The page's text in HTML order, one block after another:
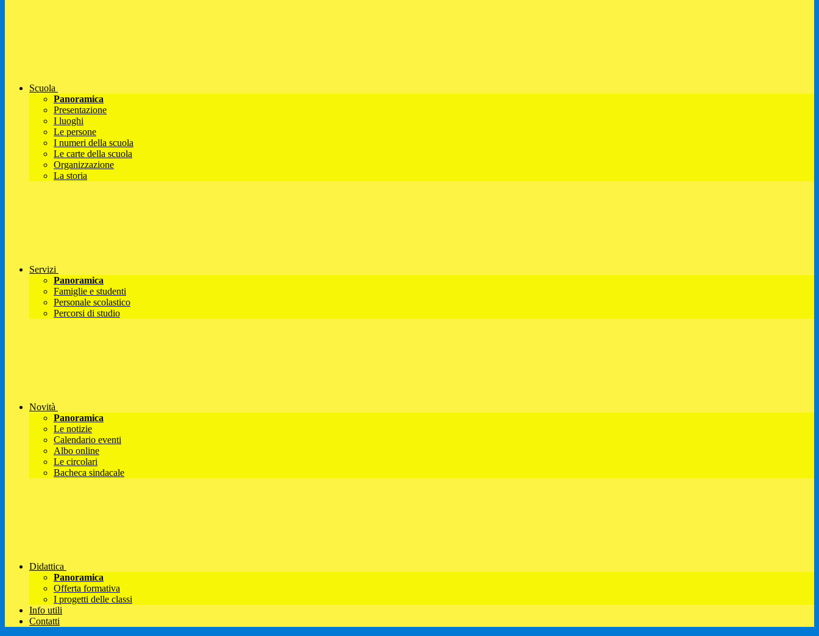
Scuola
Panoramica
Presentazione
I luoghi
Le persone
I numeri della scuola
Le carte della scuola
Organizzazione
La storia
Servizi
Panoramica
Famiglie e studenti
Personale scolastico
Percorsi di studio
Novità
Panoramica
Le notizie
Calendario eventi
Albo online
Le circolari
Bacheca sindacale
Didattica
Panoramica
Offerta formativa
I progetti delle classi
Info utili
Contatti